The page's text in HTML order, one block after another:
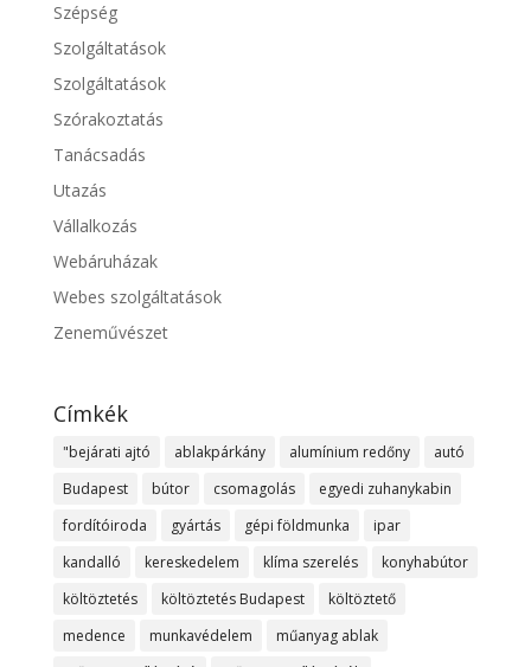
Szépség
Szolgáltatások
Szolgáltatások
Szórakoztatás
Tanácsadás
Utazás
Vállalkozás
Webáruházak
Webes szolgáltatások
Zeneművészet
Címkék
"bejárati ajtó ablakpárkány alumínium redőny
autó
Budapest
bútor csomagolás
egyedi zuhanykabin
fordítóiroda
gyártás gépi földmunka
ipar
kandalló
kereskedelem klíma szerelés
konyhabútor
költöztetés
költöztetés Budapest
költöztető
medence
munkavédelem
műanyag ablak